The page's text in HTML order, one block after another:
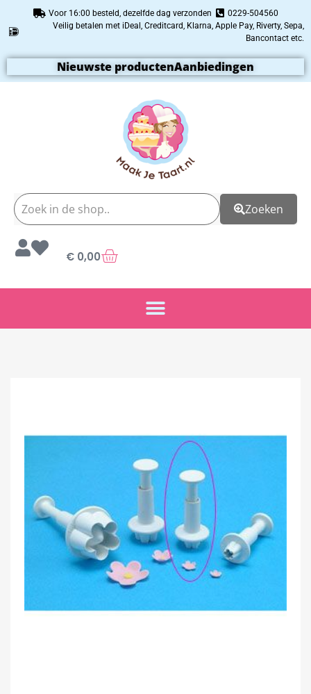
Voor 16:00 besteld, dezelfde dag verzonden
0229-504560
Veilig betalen met iDeal, Creditcard, Klarna, Apple Pay, Riverty, Sepa,
Bancontact etc.
Nieuwste productenAanbiedingen
Zoeken
€ 0,00